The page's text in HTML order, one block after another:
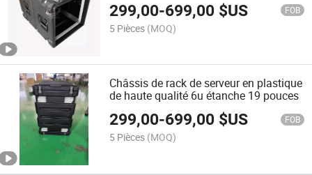
299,00-699,00 $US FOB
5 Pièces (MOQ)
Châssis de rack de serveur en plastique
de haute qualité 6u étanche 19 pouces
299,00-699,00 $US FOB
5 Pièces (MOQ)